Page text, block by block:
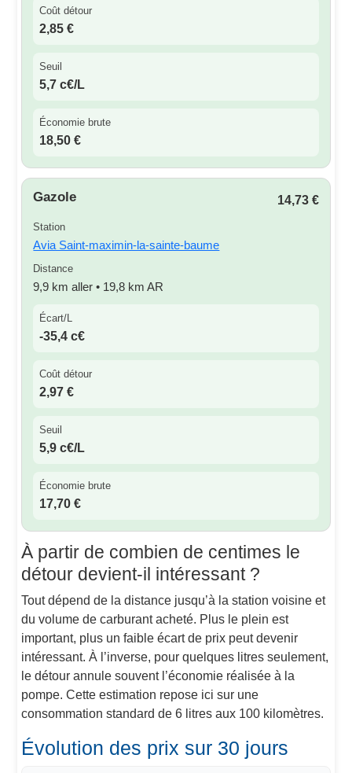
Coût détour
2,85 €
Seuil
5,7 c€/L
Économie brute
18,50 €
Gazole 14,73 €
Station
Avia Saint-maximin-la-sainte-baume
Distance
9,9 km aller • 19,8 km AR
Écart/L
-35,4 c€
Coût détour
2,97 €
Seuil
5,9 c€/L
Économie brute
17,70 €
À partir de combien de centimes le
détour devient-il intéressant ?
Tout dépend de la distance jusqu’à la station voisine et
du volume de carburant acheté. Plus le plein est
important, plus un faible écart de prix peut devenir
intéressant. À l’inverse, pour quelques litres seulement,
le détour annule souvent l’économie réalisée à la
pompe. Cette estimation repose ici sur une
consommation standard de 6 litres aux 100 kilomètres.
Évolution des prix sur 30 jours